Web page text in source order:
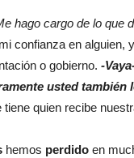
hago cargo de lo que
confianza en alguien,
o gobierno. -
usted también
quien recibe
hemos perdido en